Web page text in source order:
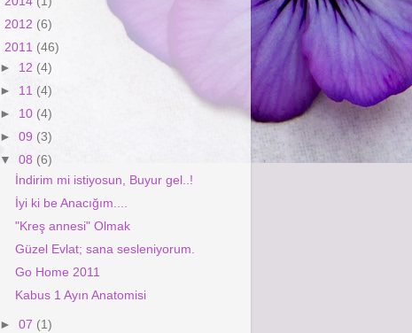
2012 (6)
2011 (46)
► 12 (4)
► 11 (4)
► 10 (4)
►09 (3)
▼08 (6)
İndirim mi istiyosun, Buyur gel..!
İyi ki be Anacığım....
"Kreş annesi" Olmak
Güzel Evlat; sana sesleniyorum.
Go Home 2011
Kabus 1 Ayın Anatomisi
►07 (1)